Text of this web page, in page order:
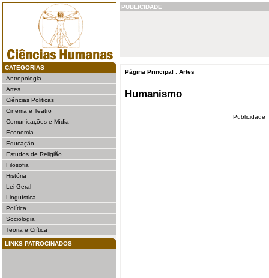
CATEGORIAS
Antropologia
Artes
Ciências Politicas
Cinema e Teatro
Comunicações e Mídia
Economia
Educação
Estudos de Religião
Filosofia
História
Lei Geral
Linguística
Política
Sociologia
Teoria e Crítica
LINKS PATROCINADOS
PUBLICIDADE
Página Principal : Artes
Humanismo
Publicidade